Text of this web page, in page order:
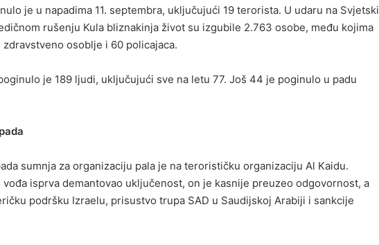
je u napadima 11. septembra, uključujući 19 terorista. U udaru na Svjetski
rušenju Kula bliznakinja život su izgubile 2.763 osobe, među kojima
osoblje i 60 policajaca.
je 189 ljudi, uključujući sve na letu 77. Još 44 je poginulo u padu
sumnja za organizaciju pala je na terorističku organizaciju Al Kaidu.
isprva demantovao uključenost, on je kasnije preuzeo odgovornost, a
podršku Izraelu, prisustvo trupa SAD u Saudijskoj Arabiji i sankcije